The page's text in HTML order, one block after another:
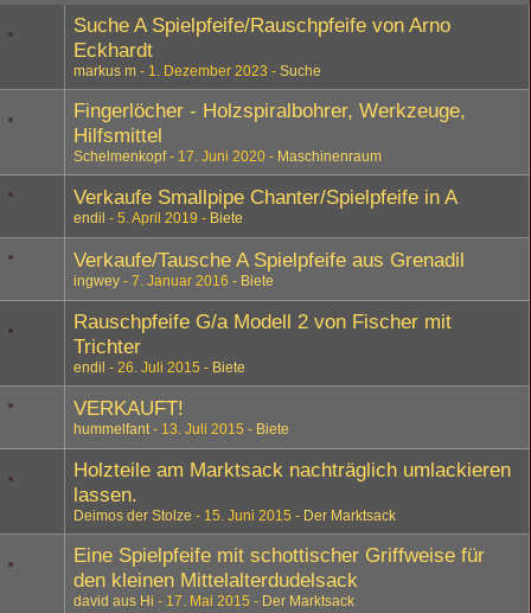
Suche A Spielpfeife/Rauschpfeife von Arno
Eckhardt
markus m 1. Dezember 2023 Suche
Fingerlöcher - Holzspiralbohrer, Werkzeuge,
Hilfsmittel
Schelmenkopf 17. Juni 2020 Maschinenraum
Verkaufe Smallpipe Chanter/Spielpfeife in A
endil 5. April 2019 Biete
Verkaufe/Tausche A Spielpfeife aus Grenadil
ingwey 7. Januar 2016 Biete
Rauschpfeife G/a Modell 2 von Fischer mit
Trichter
endil 26. Juli 2015 Biete
VERKAUFT!
hummelfant 13. Juli 2015 Biete
Holzteile am Marktsack nachträglich umlackieren
lassen.
Deimos der Stolze 15. Juni 2015 Der Marktsack
Eine Spielpfeife mit schottischer Griffweise für
den kleinen Mittelalterdudelsack
david aus Hi 17. Mai 2015 Der Marktsack